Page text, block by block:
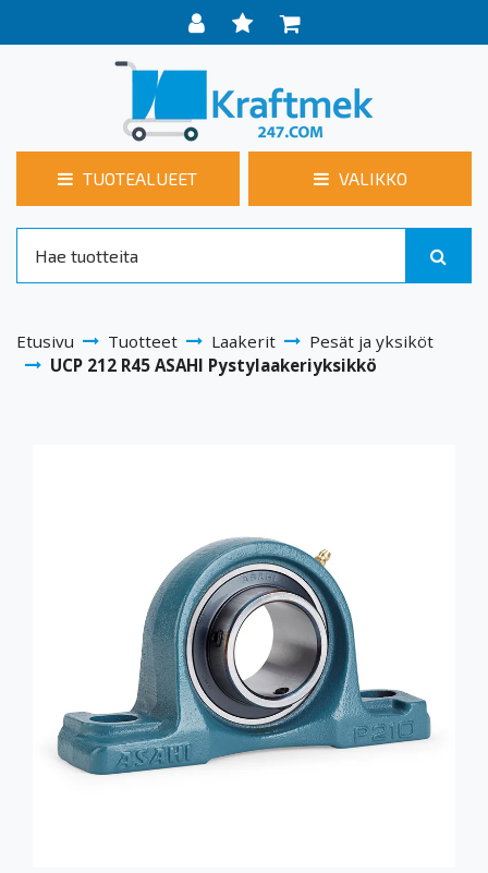
TUOTEALUEET VALIKKO
Etusivu Tuotteet Laakerit
Pesät ja yksiköt
UCP 212 R45 ASAHI Pystylaakeriyksikkö